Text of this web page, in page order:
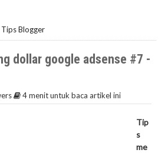
Tips Blogger
dollar google adsense #7 -
4 menit untuk baca artikel ini
Tip
s
me